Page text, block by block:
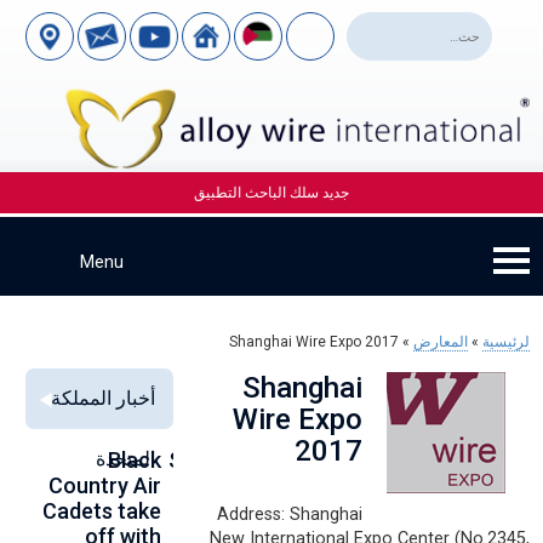
جديد سلك الباحث التطبيق
لرئيسية » المعارض »
Shanghai Wire Expo 2017
Shanghai
Wire Expo
2017
Address: Shanghai
أخبار المملكة
المتحدة
Alloy Wire
International
to toast its
80th
Strengthening
Aerospace
Connections
Black
Country Air
Cadets take
off with